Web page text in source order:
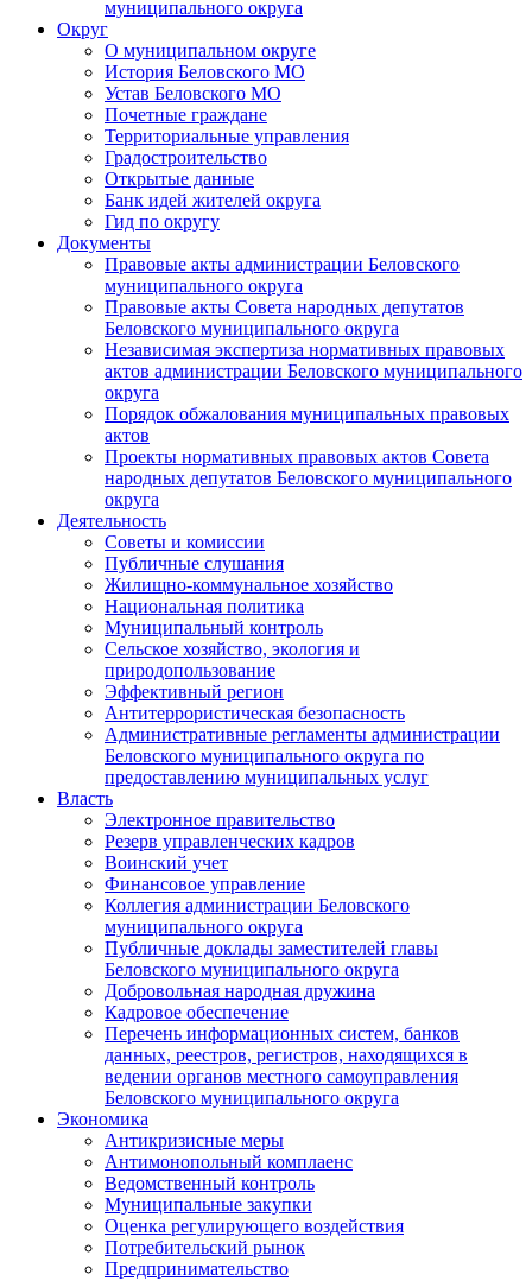
муниципального округа
Округ
О муниципальном округе
История Беловского МО
Устав Беловского МО
Почетные граждане
Территориальные управления
Градостроительство
Открытые данные
Банк идей жителей округа
Гид по округу
Документы
Правовые акты администрации Беловского
муниципального округа
Правовые акты Совета народных депутатов
Беловского муниципального округа
Независимая экспертиза нормативных правовых
актов администрации Беловского муниципального
округа
Порядок обжалования муниципальных правовых
актов
Проекты нормативных правовых актов Совета
народных депутатов Беловского муниципального
округа
Деятельность
Советы и комиссии
Публичные слушания
Жилищно-коммунальное хозяйство
Национальная политика
Муниципальный контроль
Сельское хозяйство, экология и
природопользование
Эффективный регион
Антитеррористическая безопасность
Административные регламенты администрации
Беловского муниципального округа по
предоставлению муниципальных услуг
Власть
Электронное правительство
Резерв управленческих кадров
Воинский учет
Финансовое управление
Коллегия администрации Беловского
муниципального округа
Публичные доклады заместителей главы
Беловского муниципального округа
Добровольная народная дружина
Кадровое обеспечение
Перечень информационных систем, банков
данных, реестров, регистров, находящихся в
ведении органов местного самоуправления
Беловского муниципального округа
Экономика
Антикризисные меры
Антимонопольный комплаенс
Ведомственный контроль
Муниципальные закупки
Оценка регулирующего воздействия
Потребительский рынок
Предпринимательство